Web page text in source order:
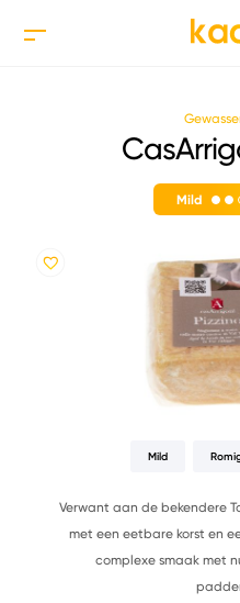
Mild
Mild
Verwant aan de bekendere
met een eetbare korst en
complexe smaak met